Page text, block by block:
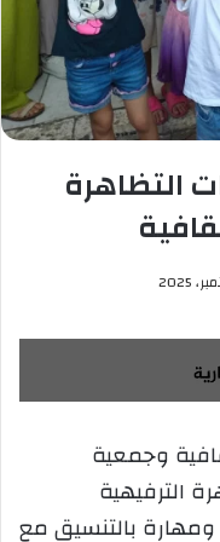
التظاهرة
وجمعية
الترفيهية
ومهارة بالتنسيق مع